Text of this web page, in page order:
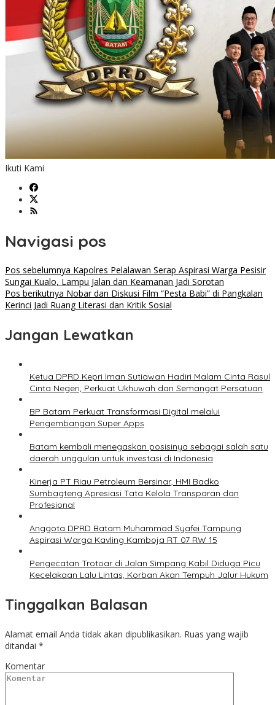
Ikuti Kami
Navigasi pos
Pos sebelumnya Kapolres Pelalawan Serap Aspirasi Warga Pesisir
Sungai Kualo, Lampu Jalan dan Keamanan Jadi Sorotan
Pos berikutnya Nobar dan Diskusi Film “Pesta Babi” di Pangkalan
Kerinci Jadi Ruang Literasi dan Kritik Sosial
Jangan Lewatkan
Ketua DPRD Kepri Iman Sutiawan Hadiri Malam Cinta Rasul
Cinta Negeri, Perkuat Ukhuwah dan Semangat Persatuan
BP Batam Perkuat Transformasi Digital melalui
Pengembangan Super Apps
Batam kembali menegaskan posisinya sebagai salah satu
daerah unggulan untuk investasi di Indonesia
Kinerja PT Riau Petroleum Bersinar, HMI Badko
Sumbagteng Apresiasi Tata Kelola Transparan dan
Profesional
Anggota DPRD Batam Muhammad Syafei Tampung
Aspirasi Warga Kavling Kamboja RT 07 RW 15
Pengecatan Trotoar di Jalan Simpang Kabil Diduga Picu
Kecelakaan Lalu Lintas, Korban Akan Tempuh Jalur Hukum
Tinggalkan Balasan
Alamat email Anda tidak akan dipublikasikan. Ruas yang wajib
ditandai *
Komentar